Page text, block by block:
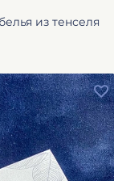
из тенселя